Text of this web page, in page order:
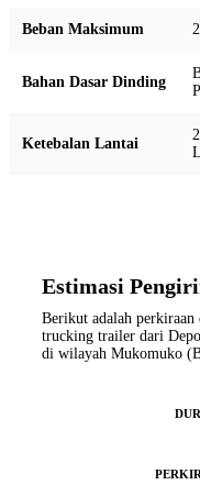
Beban Maksimum
Bahan Dasar Dinding
Ketebalan Lantai
Estimasi
Berikut adalah
trucking trailer dari
di wilayah Mukomuko